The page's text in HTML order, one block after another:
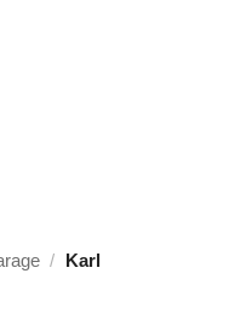
/ Karl